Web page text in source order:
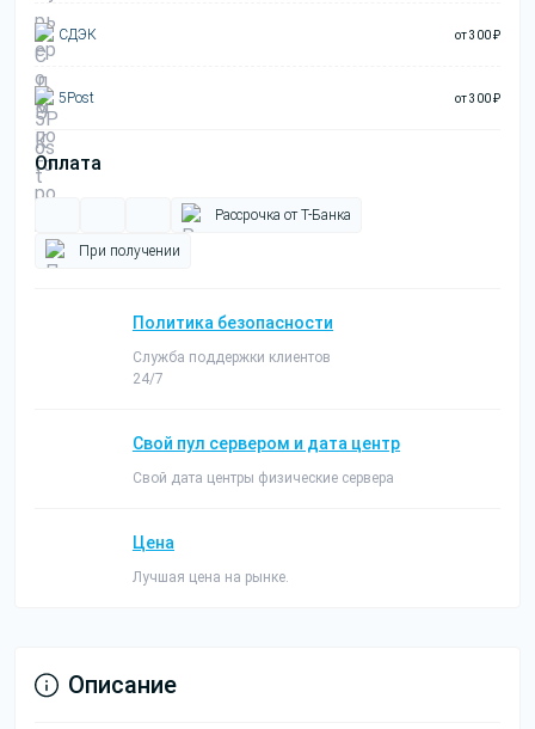
СДЭК от 300 ₽
5Post от 300 ₽
Оплата
Рассрочка от Т-Банка
При получении
Политика безопасности
Служба поддержки клиентов
24/7
Свой пул сервером и дата центр
Свой дата центры физические сервера
Цена
Лучшая цена на рынке.
Описание